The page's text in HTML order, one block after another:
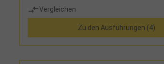
Vergleichen
Zu den Ausführungen (4)